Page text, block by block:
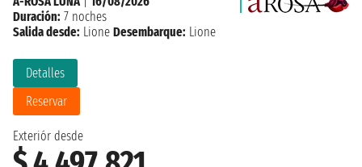
Exteriór desde
Detalles
Reservar
Duración: 7 noches
Salida desde: Lione Desembarque: Lione